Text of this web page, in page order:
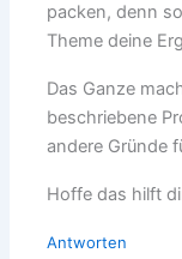
packen, denn
Theme deine
Das Ganze
beschriebene
andere Gründe
Hoffe das hilft
Antworten